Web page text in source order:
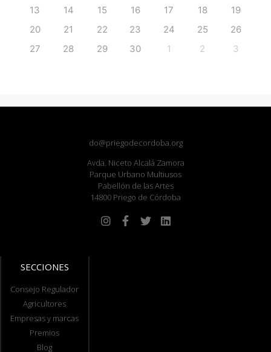
13
14 15 16 17 18
19
20
21 22 23 24 25
26
27
28 29 30 1 2 3
do@priegodecordoba.org
Avda. Niceto Alcalá Zamora
Parque Urbano Multiusos
Pabellón de las Artes
14800 Priego de Córdoba
SECCIONES
Consejo Regulador
Agricultores
Empresas y marcas
Premios
Blog